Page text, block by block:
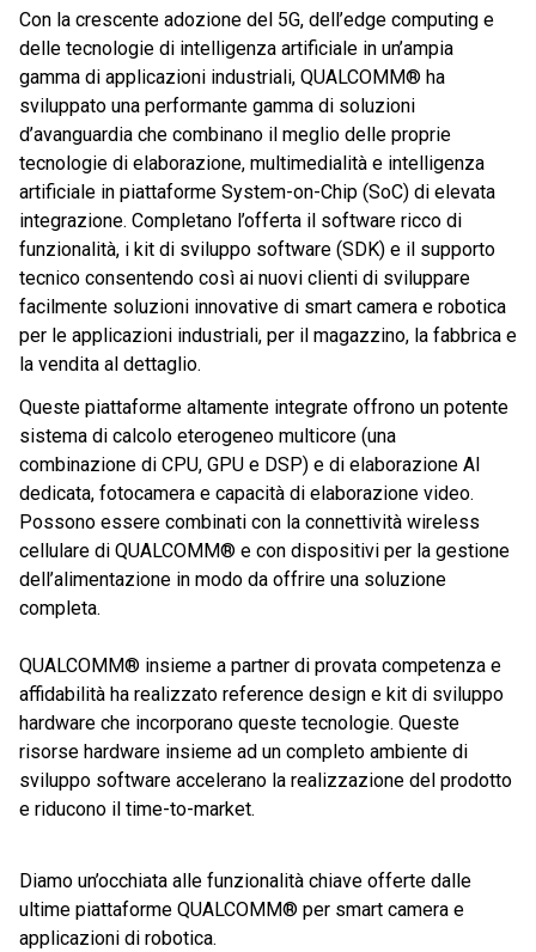
Con la crescente adozione del 5G, dell’edge computing e
delle tecnologie di intelligenza artificiale in un’ampia
gamma di applicazioni industriali, QUALCOMM® ha
sviluppato una performante gamma di soluzioni
d’avanguardia che combinano il meglio delle proprie
tecnologie di elaborazione, multimedialità e intelligenza
artificiale in piattaforme System-on-Chip (SoC) di elevata
integrazione. Completano l’offerta il software ricco di
funzionalità, i kit di sviluppo software (SDK) e il supporto
tecnico consentendo così ai nuovi clienti di sviluppare
facilmente soluzioni innovative di smart camera e robotica
per le applicazioni industriali, per il magazzino, la fabbrica e
la vendita al dettaglio.
Queste piattaforme altamente integrate offrono un potente
sistema di calcolo eterogeneo multicore (una
combinazione di CPU, GPU e DSP) e di elaborazione AI
dedicata, fotocamera e capacità di elaborazione video.
Possono essere combinati con la connettività wireless
cellulare di QUALCOMM® e con dispositivi per la gestione
dell’alimentazione in modo da offrire una soluzione
completa.
QUALCOMM® insieme a partner di provata competenza e
affidabilità ha realizzato reference design e kit di sviluppo
hardware che incorporano queste tecnologie. Queste
risorse hardware insieme ad un completo ambiente di
sviluppo software accelerano la realizzazione del prodotto
e riducono il time-to-market.
Diamo un’occhiata alle funzionalità chiave offerte dalle
ultime piattaforme QUALCOMM® per smart camera e
applicazioni di robotica.